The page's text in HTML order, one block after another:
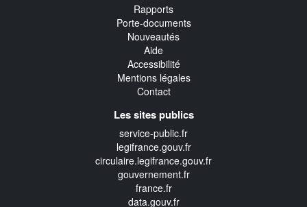
Rapports
Porte-documents
Nouveautés
Aide
Accessibilité
Mentions légales
Contact
Les sites publics
service-public.fr
legifrance.gouv.fr
circulaire.legifrance.gouv.fr
gouvernement.fr
france.fr
data.gouv.fr